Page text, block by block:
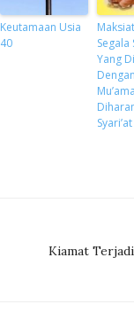
Keutamaan Usia
40
Segala
Yang
Dengan
Syari’at
Kiamat